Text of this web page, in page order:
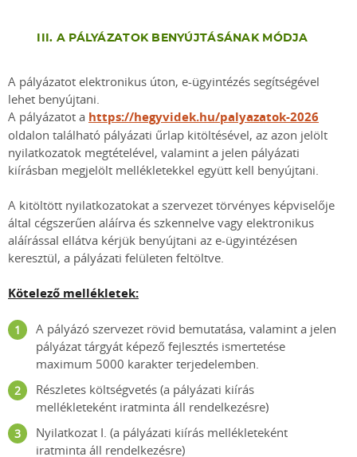
III. A PÁLYÁZATOK BENYÚJTÁSÁNAK MÓDJA
A pályázatot elektronikus úton, e-ügyintézés segítségével
lehet benyújtani.
A pályázatot a https://hegyvidek.hu/palyazatok-2026
oldalon található pályázati űrlap kitöltésével, az azon jelölt
nyilatkozatok megtételével, valamint a jelen pályázati
kiírásban megjelölt mellékletekkel együtt kell benyújtani.
A kitöltött nyilatkozatokat a szervezet törvényes képviselője
által cégszerűen aláírva és szkennelve vagy elektronikus
aláírással ellátva kérjük benyújtani az e-ügyintézésen
keresztül, a pályázati felületen feltöltve.
Kötelező mellékletek:
A pályázó szervezet rövid bemutatása, valamint a jelen
pályázat tárgyát képező fejlesztés ismertetése
maximum 5000 karakter terjedelemben.
Részletes költségvetés (a pályázati kiírás
mellékleteként iratminta áll rendelkezésre)
Nyilatkozat I. (a pályázati kiírás mellékleteként
iratminta áll rendelkezésre)